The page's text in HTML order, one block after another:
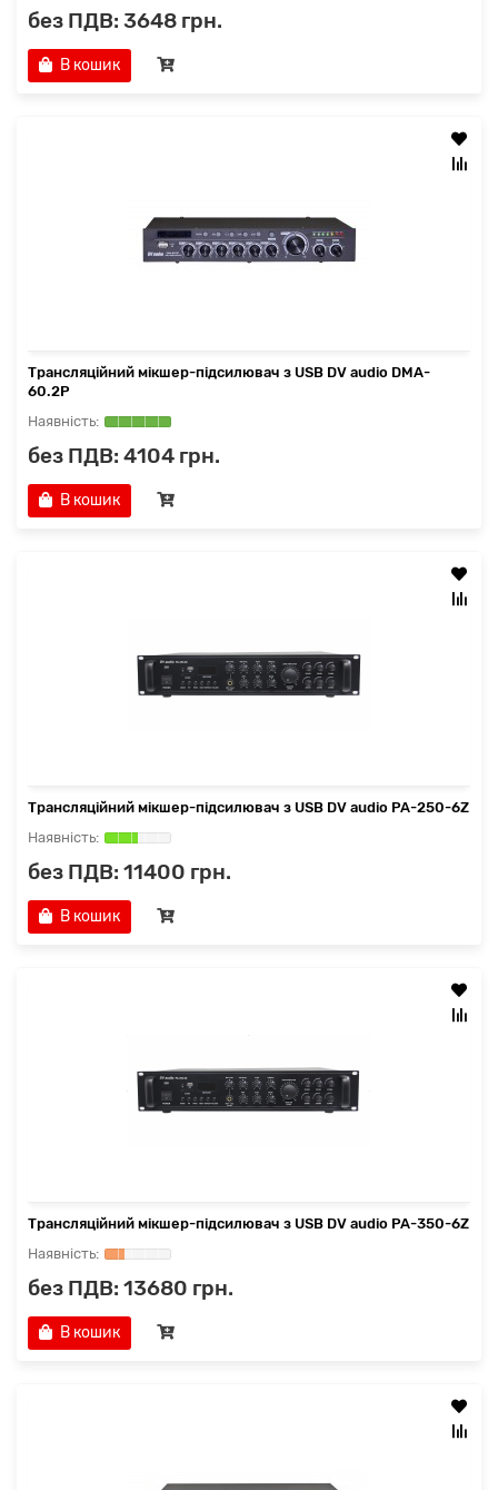
без ПДВ: 3648 грн.
В кошик
Трансляційний мікшер-підсилювач з USB DV audio DMA-
60.2P
без ПДВ: 4104 грн.
В кошик
Трансляційний мікшер-підсилювач з USB DV audio PA-250-6Z
без ПДВ: 11400 грн.
В кошик
Трансляційний мікшер-підсилювач з USB DV audio PA-350-6Z
без ПДВ: 13680 грн.
В кошик